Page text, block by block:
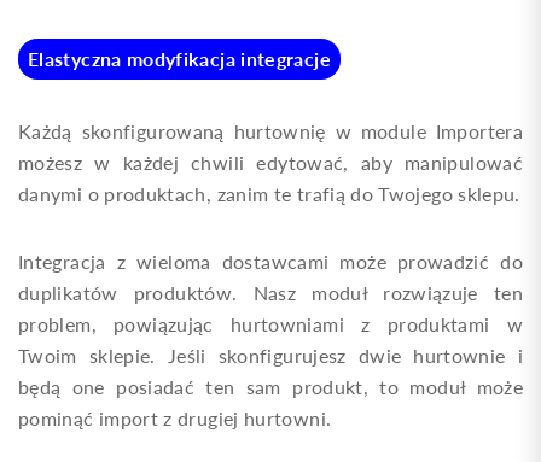
Elastyczna modyfikacja integracje
Każdą skonfigurowaną hurtownię w module Importera
możesz w każdej chwili edytować, aby manipulować
danymi o produktach, zanim te trafią do Twojego sklepu.
Integracja z wieloma dostawcami może prowadzić do
duplikatów produktów. Nasz moduł rozwiązuje ten
problem, powiązując hurtowniami z produktami w
Twoim sklepie. Jeśli skonfigurujesz dwie hurtownie i
będą one posiadać ten sam produkt, to moduł może
pominąć import z drugiej hurtowni.